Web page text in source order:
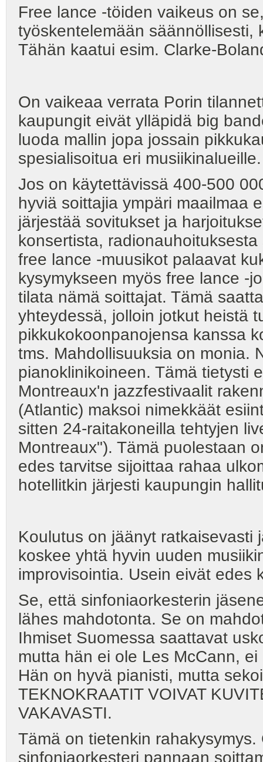
Free lance -töiden vaikeus on
työskentelemään säännöllisesti,
Tähän kaatui esim. Clarke-
On vaikeaa verrata Porin
kaupungit eivät ylläpidä big
luoda mallin jopa jossain
spesialisoitua eri musiikinalueille.
Jos on käytettävissä 400-500
hyviä soittajia ympäri maailmaa
järjestää sovitukset ja
konsertista,
free lance -muusikot palaavat
kysymykseen myös free lance -
tilata nämä soittajat. Tämä
yhteydessä, jolloin jotkut heistä
pikkukokoonpanojensa kanssa
tms. Mahdollisuuksia on monia.
pianoklinikoineen. Tämä tietysti
Montreaux'n jazzfestivaalit
(Atlantic) maksoi nimekkäät
sitten 24-raitakoneilla tehtyjen
Montreaux"). Tämä puolestaan
edes tarvitse sijoittaa rahaa
hotellitkin järjesti kaupungin
Koulutus on jäänyt ratkaisevasti
koskee yhtä hyvin uuden
improvisointia. Usein eivät edes
Se, että sinfoniaorkesterin
lähes mahdotonta. Se on
Ihmiset Suomessa saattavat
mutta hän ei ole Les McCann,
Hän on hyvä pianisti, mutta
TEKNOKRAATIT VOIVAT
VAKAVASTI.
Tämä on tietenkin
sinfoniaorkesteri pannaan